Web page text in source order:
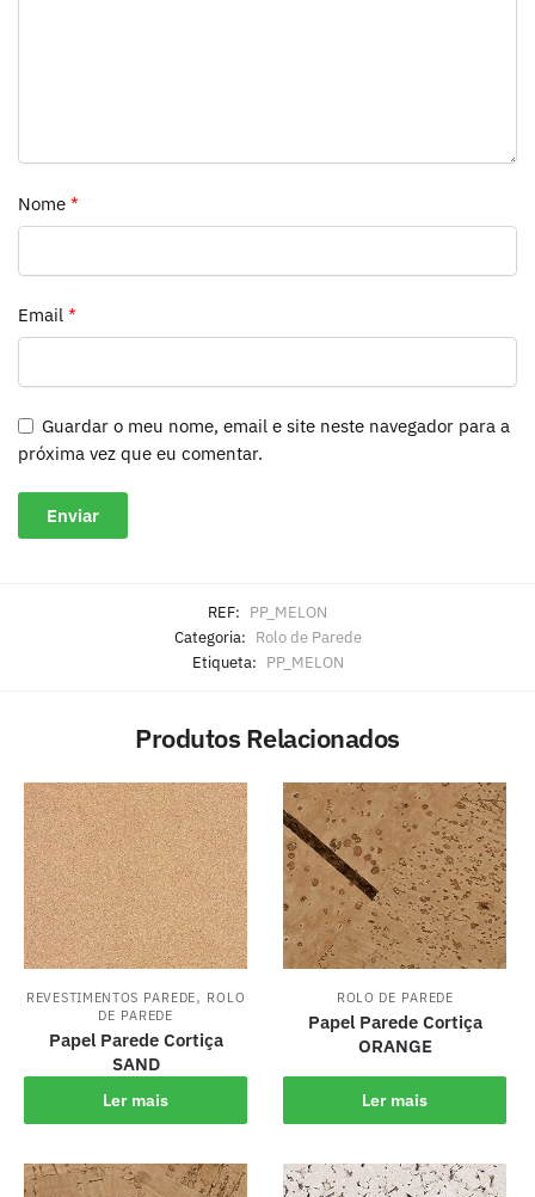
Nome *
Email *
Guardar o meu nome, email e site neste navegador para a
próxima vez que eu comentar.
REF: PP_MELON
Categoria: Rolo de Parede
Etiqueta: PP_MELON
Produtos Relacionados
REVESTIMENTOS PAREDE, ROLO
DE PAREDE
Papel Parede Cortiça
SAND
Ler mais
ROLO DE PAREDE
Papel Parede Cortiça
ORANGE
Ler mais